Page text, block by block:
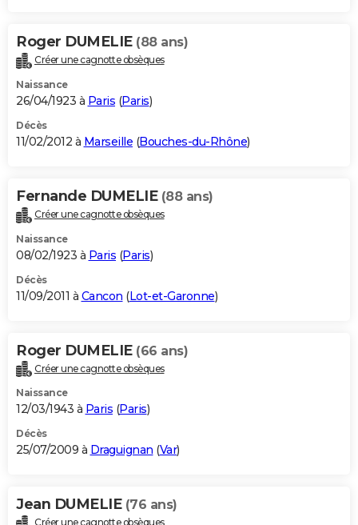
Roger DUMELIE (88 ans)
Créer une cagnotte obsèques
Naissance
26/04/1923 à Paris (Paris)
Décès
11/02/2012 à Marseille (Bouches-du-Rhône)
Fernande DUMELIE (88 ans)
Créer une cagnotte obsèques
Naissance
08/02/1923 à Paris (Paris)
Décès
11/09/2011 à Cancon (Lot-et-Garonne)
Roger DUMELIE (66 ans)
Créer une cagnotte obsèques
Naissance
12/03/1943 à Paris (Paris)
Décès
25/07/2009 à Draguignan (Var)
Jean DUMELIE (76 ans)
Créer une cagnotte obsèques